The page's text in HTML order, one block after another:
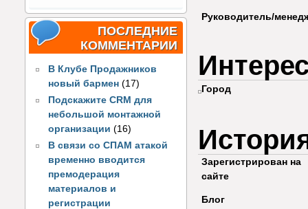
ПОСЛЕДНИЕ
КОММЕНТАРИИ
В Клубе Продажников
новый бармен (17)
Подскажите CRM для
небольшой монтажной
организации (16)
В связи со СПАМ атакой
временно вводится
премодерация
материалов и
регистрации
Руководитель/
Город
Зарегистрирован на
сайте
Блог